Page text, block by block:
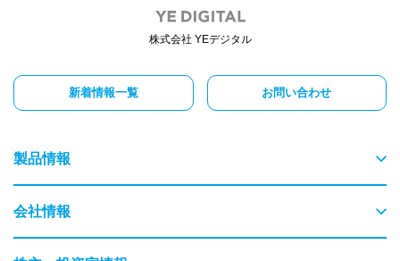
株式会社 YEデジタル
新着情報一覧 お問い合わせ
製品情報
物流
交通
会社情報